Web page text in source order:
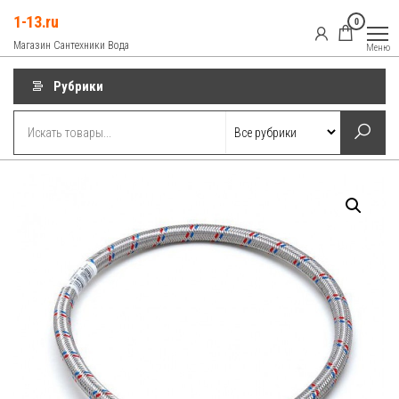
содержимому
1-13.ru
Магазин Сантехники Вода
0
Меню
Рубрики